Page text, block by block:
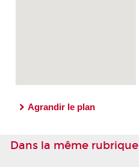
Agrandir le plan
Dans la même rubrique